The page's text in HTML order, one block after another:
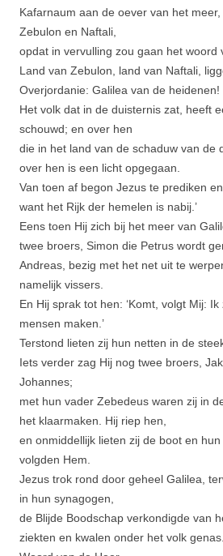
Kafarnaum aan de oever van het
Zebulon en Naftali,
opdat in vervulling zou gaan het woord
Land van Zebulon, land van Naftali,
Overjordanie: Galilea van de heidenen!
Het volk dat in de duisternis zat, heeft
schouwd; en over hen
die in het land van de schaduw van de
over hen is een licht opgegaan.
Van toen af begon Jezus te prediken en
want het Rijk der hemelen is nabij.’
Eens toen Hij zich bij het meer van
twee broers, Simon die Petrus wordt
Andreas, bezig met het net uit te
namelijk vissers.
En Hij sprak tot hen: ‘Komt, volgt Mij:
mensen maken.’
Terstond lieten zij hun netten in de
Iets verder zag Hij nog twee broers,
Johannes;
met hun vader Zebedeus waren zij in
het klaarma­ken. Hij riep hen,
en onmiddellijk lieten zij de boot en
volgden Hem.
Jezus trok rond door geheel Galilea,
in hun synagogen,
de Blijde Boodschap verkondigde van
ziekten en kwalen onder het volk genas.